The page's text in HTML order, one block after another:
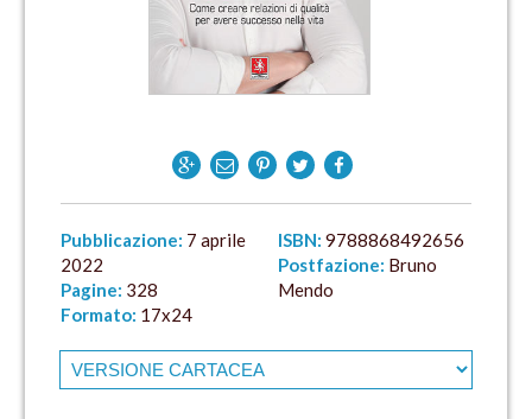
Pubblicazione: 7 aprile
2022
Pagine: 328
Formato: 17x24
ISBN: 9788868492656
Postfazione:
Mendo